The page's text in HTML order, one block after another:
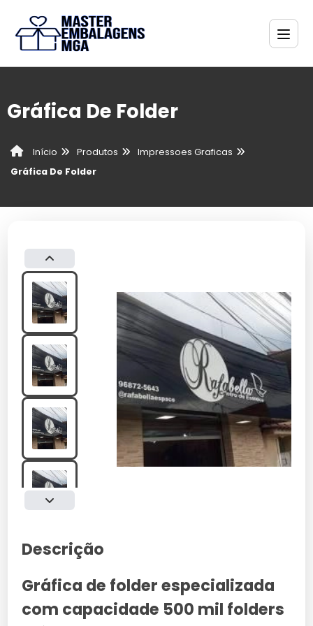
Gráfica De Folder
Início Produtos
Impressoes Graficas
Gráfica De Folder
Descrição
Gráfica de folder especializada
com capacidade 500 mil folders